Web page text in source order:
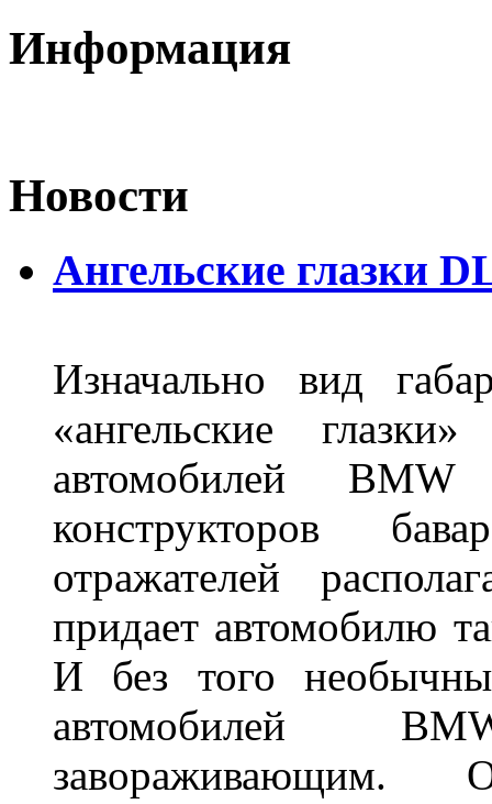
Информация
Новости
Ангельские глазки
Изначально вид
«ангельские
автомобилей
конструкторов
отражателей
придает автомобилю
И без того
автомобилей
завораживающим.